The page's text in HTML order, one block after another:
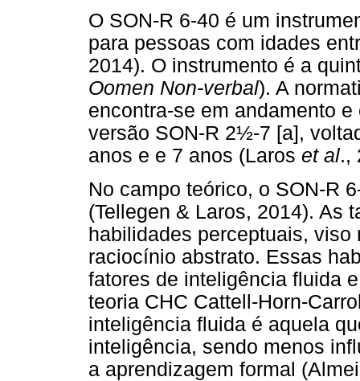
O SON-R 6-40 é um
para pessoas com idades
2014). O instrumento é a
Oomen Non-verbal). A
encontra-se em andamento
versão SON-R 2½-7 [a],
anos e e 7 anos (Laros et al.,
No campo teórico, o SON-R
(Tellegen & Laros, 2014). As
habilidades perceptuais,
raciocínio abstrato. Essas
fatores de inteligência fluida
teoria CHC Cattell-Horn-
inteligência fluida é aquela
inteligência, sendo menos
a aprendizagem formal